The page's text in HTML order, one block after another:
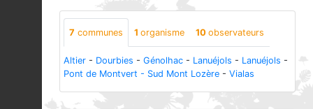
7 communes 1 organisme 10 observateurs
Altier - Dourbies - Génolhac - Lanuéjols - Lanuéjols -
Pont de Montvert - Sud Mont Lozère - Vialas